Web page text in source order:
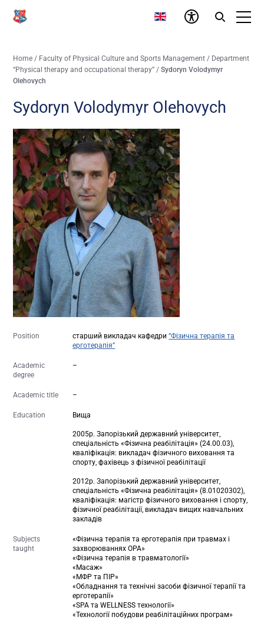
Home / Faculty of Physical Culture and Sports Management / Department
“Physical therapy and occupational therapy” /Sydoryn Volodymyr
Olehovych
Sydoryn Volodymyr Olehovych
Position старший викладач кафедри“Фізична терапія та
ерготерапія”
Academic
degree
–
Academic title –
Education Вища
2005р. Запорізький державний університет,
спеціальність «Фізична реабілітація» (24.00.03),
кваліфікація: викладач фізичного виховання та
спорту, фахівець з фізичної реабілітації
2012р. Запорізький державний університет,
спеціальність «Фізична реабілітація» (8.01020302),
кваліфікація: магістр фізичного виховання і спорту,
фізичної реабілітації, викладач вищих навчальних
закладів
Subjects
taught
«Фізична терапія та ерготерапія при травмах і
захворюваннях ОРА»
«Фізична терапія в травматології»
«Масаж»
«МФР та ПІР»
«Обладнання та технічні засоби фізичної терапії та
ерготерапії»
«SPA та WELLNESS технології»
«Технології побудови реабілітаційних програм»